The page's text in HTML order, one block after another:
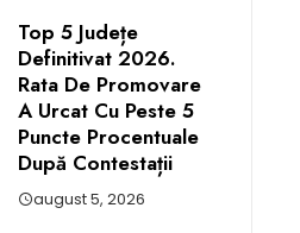
Top 5 Județe
Definitivat 2026.
Rata De Promovare
A Urcat Cu Peste 5
Puncte Procentuale
După Contestații
august 5, 2026